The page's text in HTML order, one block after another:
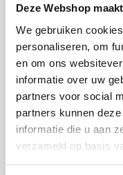
Deze Webshop
We gebruiken
personaliseren, om
en om ons
informatie over uw
partners voor social
partners kunnen
informatie die u aan
verzameld op basis
lamp heb
besteld. De
werd deze al
netjes en veilig
BESTEL